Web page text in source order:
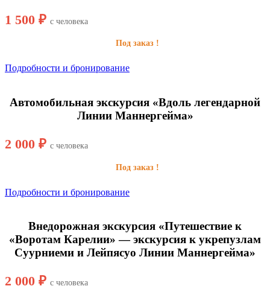
1 500 ₽ с человека
Под заказ !
Подробности и бронирование
Автомобильная экскурсия «Вдоль легендарной
Линии Маннергейма»
2 000 ₽ с человека
Под заказ !
Подробности и бронирование
Внедорожная экскурсия «Путешествие к
«Воротам Карелии» — экскурсия к укрепузлам
Суурниеми и Лейпясуо Линии Маннергейма»
2 000 ₽ с человека